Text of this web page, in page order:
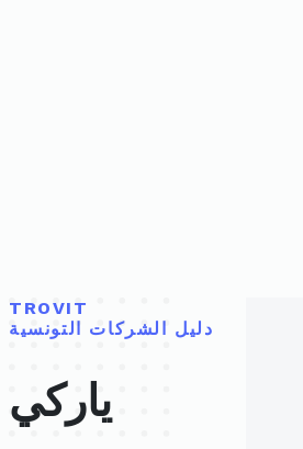
TROVIT
دليل الشركات التونسية
ياركي